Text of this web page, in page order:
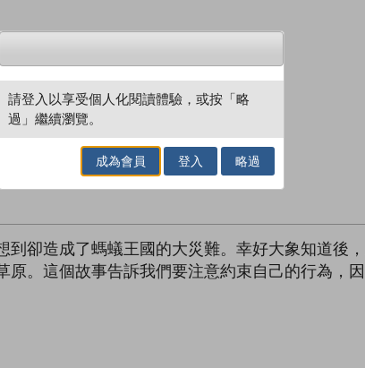
試閲 加入閱讀紀錄
加入／閱讀電子書
卻造成了螞蟻王國的大災難。幸好大象知道後
。這個故事告訴我們要注意約束自己的行為，
請登入以享受個人化閱讀體驗，或按「略
過」繼續瀏覽。
成為會員 登入 略過